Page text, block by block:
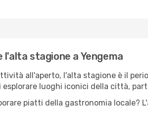
stagione a Yengema
all'aperto, l'alta stagione è il
luoghi iconici della città,
piatti della gastronomia